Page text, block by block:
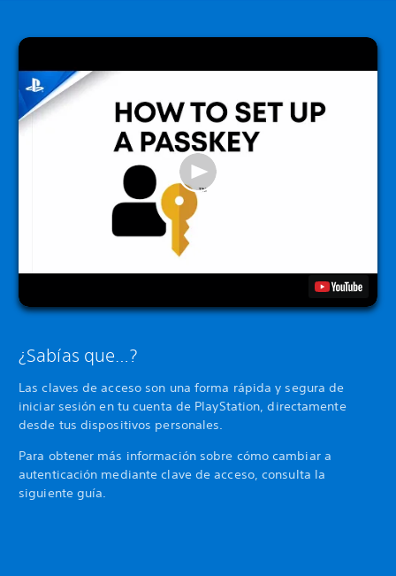
¿Sabías que…?
Las claves de acceso son una forma rápida y segura de
iniciar sesión en tu cuenta de PlayStation, directamente
desde tus dispositivos personales.
Para obtener más información sobre cómo cambiar a
autenticación mediante clave de acceso, consulta la
siguiente guía.